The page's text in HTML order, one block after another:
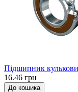
Підшипник
16.46 грн
До кошика